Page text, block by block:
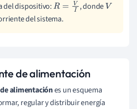
del dispositivo:R= VI , donde V
del sistema.
de alimentación
alimentaciónes un esquema
regular y distribuir energía